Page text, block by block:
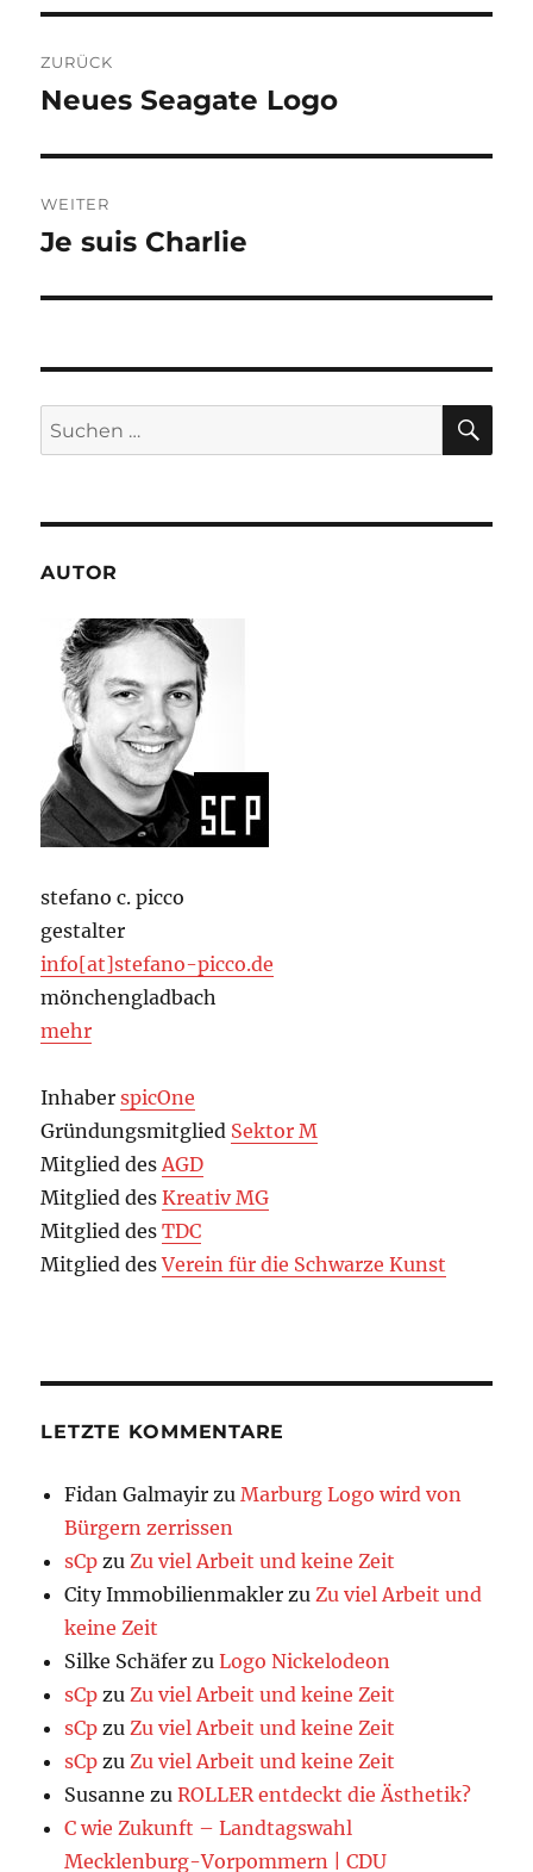
ZURÜCK
Vorheriger
Neues Seagate Logo
WEITER
Nächster
Je suis Charlie
Suchen
nach:
AUTOR
stefano c. picco
gestalter
info[at]stefano-picco.de
mönchengladbach
mehr
InhaberspicOne
Gründungsmitglied Sektor M
Mitglied des AGD
Mitglied desKreativ MG
Mitglied desTDC
Mitglied desVerein für die Schwarze Kunst
LETZTE KOMMENTARE
Fidan Galmayir zu Marburg Logo wird von
Bürgern zerrissen
sCp zu Zu viel Arbeit und keine Zeit
City Immobilienmakler zu Zu viel Arbeit und
keine Zeit
Silke Schäfer zuLogo Nickelodeon
sCp zu Zu viel Arbeit und keine Zeit
sCp zu Zu viel Arbeit und keine Zeit
sCp zu Zu viel Arbeit und keine Zeit
Susanne zuROLLER entdeckt die Ästhetik?
C wie Zukunft – Landtagswahl
Mecklenburg-Vorpommern | CDU